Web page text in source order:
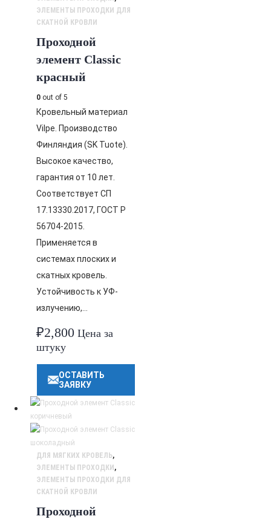
ЭЛЕМЕНТЫ ПРОХОДКИ ДЛЯ
СКАТНОЙ КРОВЛИ
Проходной
элемент Classic
красный
0 out of 5
Кровельный материал
Vilpe. Производство
Финляндия (SK Tuote).
Высокое качество,
гарантия от 10 лет.
Соответствует СП
17.13330.2017, ГОСТ Р
56704-2015.
Применяется в
системах плоских и
скатных кровель.
Устойчивость к УФ-
излучению,…
₽2,800 Цена за
штуку
ОСТАВИТЬ
ЗАЯВКУ
ДЛЯ МЯГКИХ КРОВЕЛЬ,
ЭЛЕМЕНТЫ ПРОХОДКИ ,
ЭЛЕМЕНТЫ ПРОХОДКИ ДЛЯ
СКАТНОЙ КРОВЛИ
Проходной